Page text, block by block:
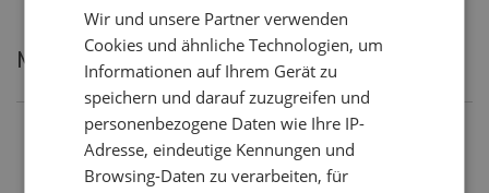
Meistgelesene Artikel
Nutztiere
Schweizer Kuhnamen: Liste
Wir und unsere Partner verwenden
Cookies und ähnliche Technologien, um
Informationen auf Ihrem Gerät zu
speichern und darauf zuzugreifen und
personenbezogene Daten wie Ihre IP-
Adresse, eindeutige Kennungen und
Browsing-Daten zu verarbeiten, für